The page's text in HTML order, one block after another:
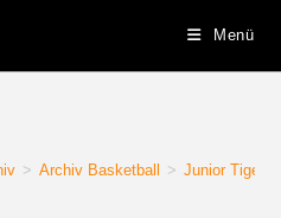
Menü
> Archiv Basketball > Junior Tigers